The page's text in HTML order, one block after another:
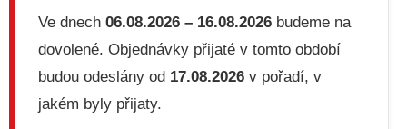
v
k
y
v
Ve dnech 06.08.2026 – 16.08.2026 budeme na
dovolené. Objednávky přijaté v tomto období
budou odeslány od 17.08.2026 v pořadí, v
jakém byly přijaty.